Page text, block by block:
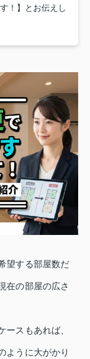
！】とお伝えし
望する部屋数だ
在の部屋の広さ
ースもあれば、
ように大がかり